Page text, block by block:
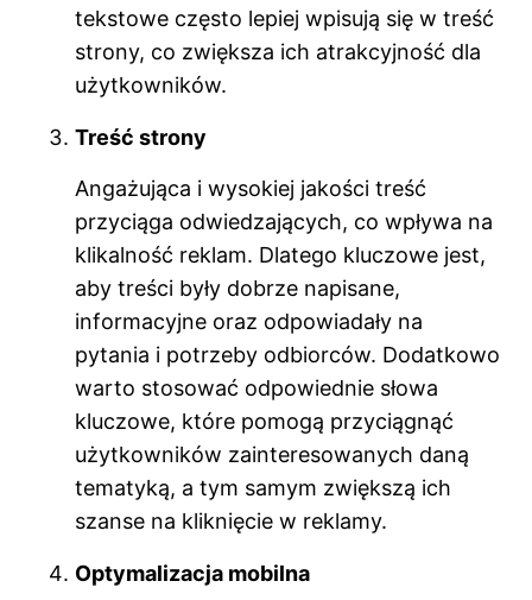
tekstowe często lepiej wpisują się w treść
strony, co zwiększa ich atrakcyjność dla
użytkowników.
Treść strony
Angażująca i wysokiej jakości treść
przyciąga odwiedzających, co wpływa na
klikalność reklam. Dlatego kluczowe jest,
aby treści były dobrze napisane,
informacyjne oraz odpowiadały na
pytania i potrzeby odbiorców. Dodatkowo
warto stosować odpowiednie słowa
kluczowe, które pomogą przyciągnąć
użytkowników zainteresowanych daną
tematyką, a tym samym zwiększą ich
szanse na kliknięcie w reklamy.
Optymalizacja mobilna